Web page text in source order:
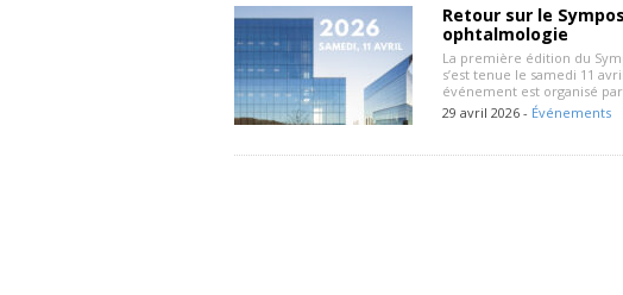
Retour sur le
ophtalmologie
La première édition du
s’est tenue le samedi 11
événement est organisé
29 avril 2026 - Événements